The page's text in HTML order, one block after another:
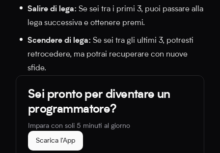
Salire di lega: Se sei tra i primi 3, puoi passare alla
lega successiva e ottenere premi.
Scendere di lega: Se sei tra gli ultimi 3, potresti
retrocedere, ma potrai recuperare con nuove
sfide.
Sei pronto per diventare un
programmatore?
Impara con soli 5 minuti al giorno
Scarica l'App